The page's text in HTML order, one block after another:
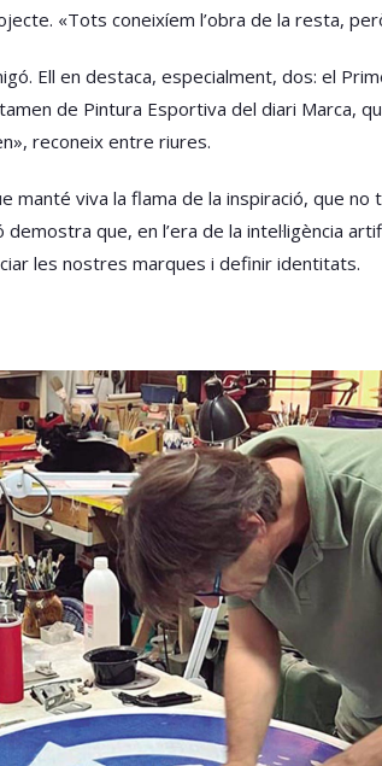
«Tots coneixíem l’obra de la resta,
Ell en destaca, especialment, dos: el
de Pintura Esportiva del diari Marca,
reconeix entre riures.
viva la flama de la inspiració, que
que, en l’era de la intel·ligència
les nostres marques i definir identitats.